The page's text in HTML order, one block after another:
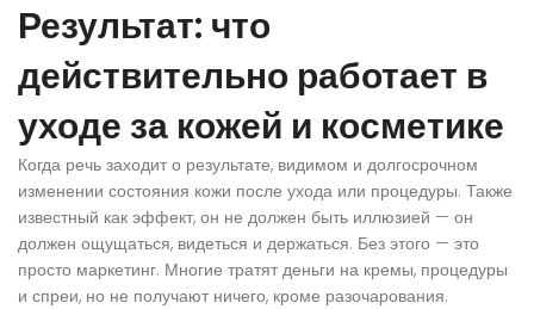
Результат: что
действительно работает в
уходе за кожей и косметике
Когда речь заходит о результате, видимом и долгосрочном
изменении состояния кожи после ухода или процедуры. Также
известный как эффект, он не должен быть иллюзией — он
должен ощущаться, видеться и держаться. Без этого — это
просто маркетинг. Многие тратят деньги на кремы, процедуры
и спреи, но не получают ничего, кроме разочарования.